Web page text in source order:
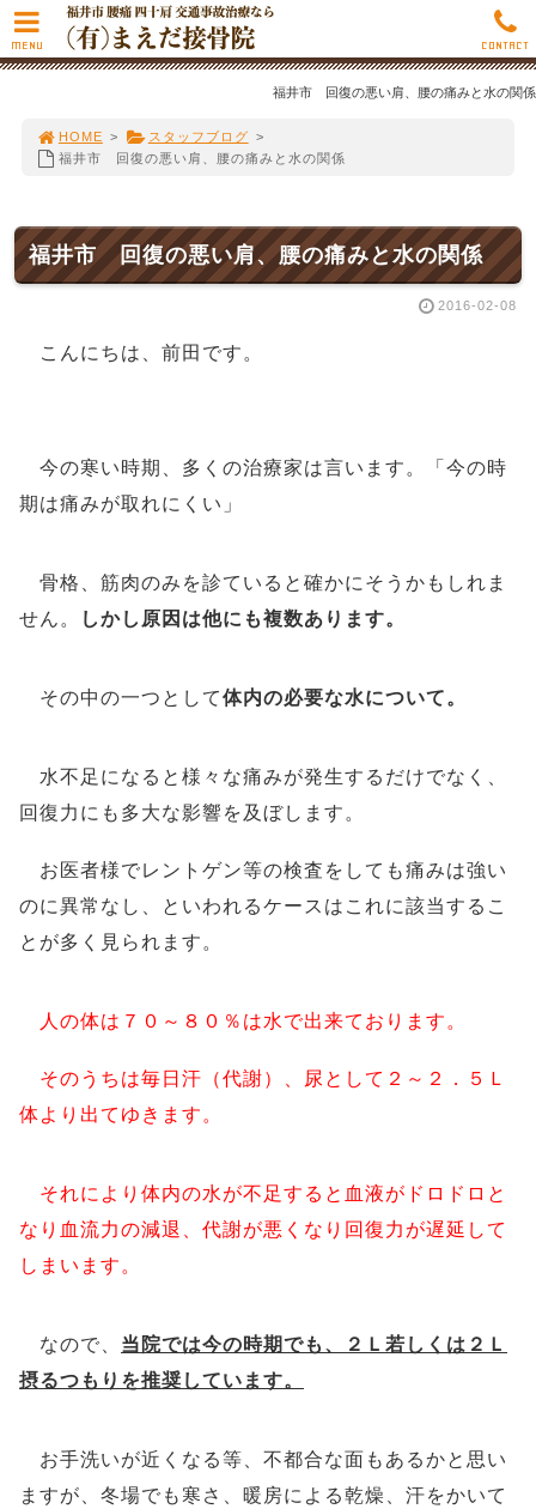
福井市 回復の悪い肩、腰の痛みと水の関係
HOME > スタッフブログ >
福井市 回復の悪い肩、腰の痛みと水の関係
福井市 回復の悪い肩、腰の痛みと水の関係
2016-02-08
こんにちは、前田です。
今の寒い時期、多くの治療家は言います。「今の時
期は痛みが取れにくい」
骨格、筋肉のみを診ていると確かにそうかもしれま
せん。
しかし原因は他にも複数あります。
その中の一つとして体内の必要な水について。
水不足になると様々な痛みが発生するだけでなく、
回復力にも多大な影響を及ぼします。
お医者様でレントゲン等の検査をしても痛みは強い
のに異常なし、といわれるケースはこれに該当するこ
とが多く見られます。
人の体は７０～８０％は水で出来ております。
そのうちは毎日汗（代謝）、尿として２～２．５Ｌ
体より出てゆきます。
それにより体内の水が不足すると血液がドロドロと
なり血流力の減退、代謝が悪くなり回復力が遅延して
しまいます。
なので、 当院では今の時期でも、２Ｌ若しくは２Ｌ
摂るつもりを推奨しています。
お手洗いが近くなる等、不都合な面もあるかと思い
ますが、冬場でも寒さ、暖房による乾燥、汗をかいて
MENU CONTACT